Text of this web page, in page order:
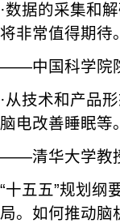
·数据的采集和
将非常值得期待。
——中国科学院
·从技术和产品
脑电改善睡眠等。
——清华大学教
“十五五”规划纲
局。如何推动脑